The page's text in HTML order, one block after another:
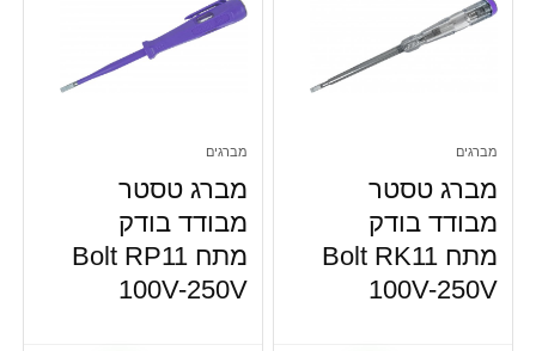
מברגים
מברג טסטר
מבודד בודק
מתח Bolt RK11
100V-250V
מברגים
מברג טסטר
מבודד בודק
מתח Bolt RP11
100V-250V